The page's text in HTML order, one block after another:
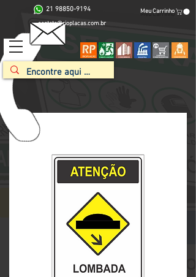
21 98850-9194
contato@rioplacas.com.br
Meu Carrinho